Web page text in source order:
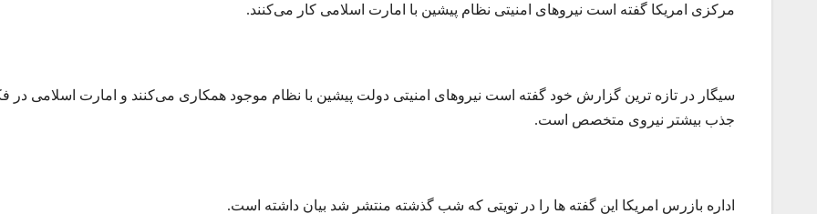
مرکزی امریکا گفته است نیروهای امنیتی نظام پیشین با امارت اسلامی کار می‌کنند.
سیگار در تازه ترین گزارش خود گفته است نیروهای امنیتی دولت پیشین با نظام موجود همکاری می‌کنند و امارت اسلامی در
جذب بیشتر نیروی متخصص است.
اداره بازرس امریکا این گفته ها را در تویتی که شب گذشته منتشر شد بیان داشته است.